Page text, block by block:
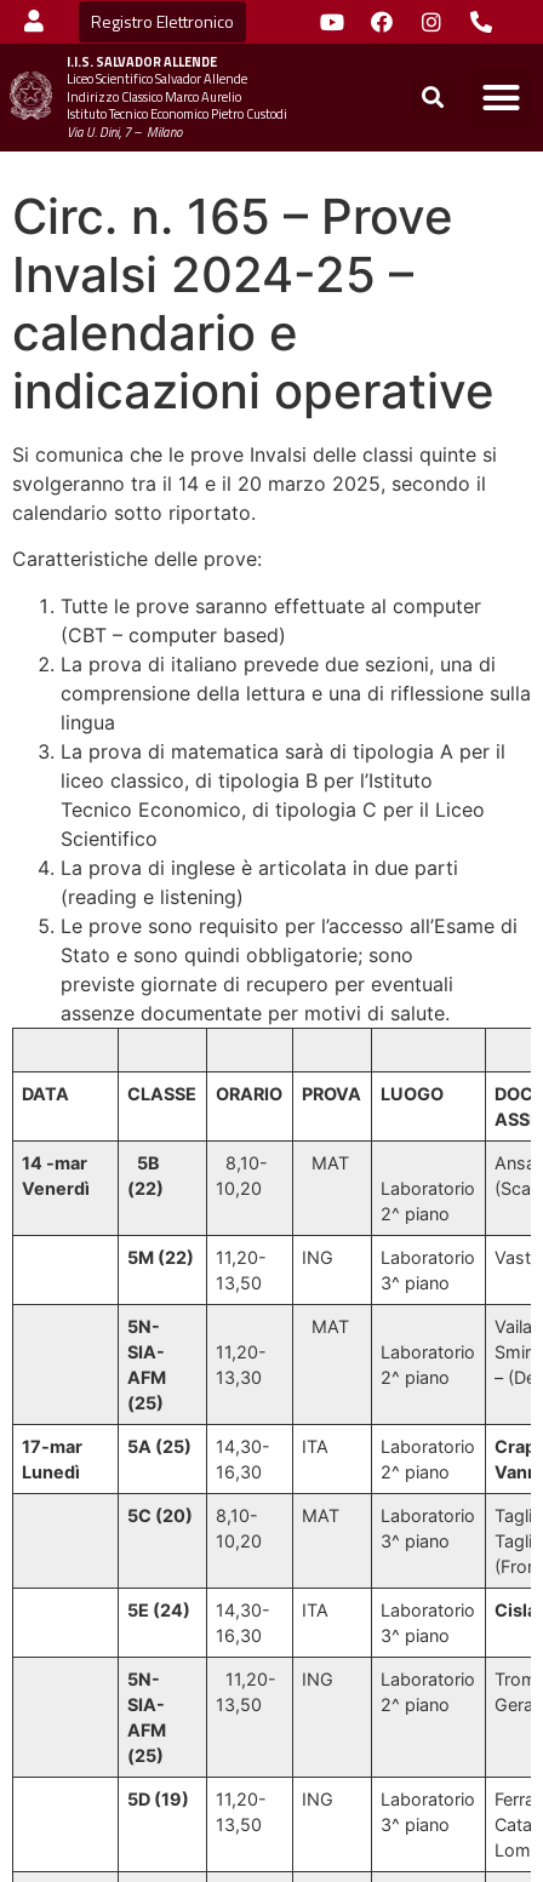
Registro Elettronico
I.I.S.SALVADOR ALLENDE
Liceo Scientifico Salvador Allende
Indirizzo Classico Marco Aurelio
Istituto Tecnico Economico Pietro Custodi
Via U. Dini, 7 – Milano
Circ. n. 165 – Prove
Invalsi 2024-25 –
calendario e
indicazioni operative
Si comunica che le prove Invalsi delle classi quinte si
svolgeranno tra il 14 e il 20 marzo 2025, secondo il
calendario sotto riportato.
Caratteristiche delle prove:
Tutte le prove saranno effettuate al computer
(CBT – computer based)
La prova di italiano prevede due sezioni, una di
comprensione della lettura e una di riflessione sulla
lingua
La prova di matematica sarà di tipologia A per il
liceo classico, di tipologia B per l’Istituto
Tecnico Economico, di tipologia C per il Liceo
Scientifico
La prova di inglese è articolata in due parti
(reading e listening)
Le prove sono requisito per l’accesso all’Esame di
Stato e sono quindi obbligatorie; sono
previste giornate di recupero per eventuali
assenze documentate per motivi di salute.
DATA CLASSE ORARIO PROVA LUOGO
14 -mar
Venerdì
5B
(22)
8,10-
10,20
MAT
Laboratorio
2^ piano
5M (22)
11,20-
13,50
ING
Laboratorio
3^ piano
5N-
SIA-
AFM
(25)
11,20-
13,30
MAT
Laboratorio
2^ piano
– (De
17-mar
Lunedì
5A (25)
14,30-
16,30
ITA
Laboratorio
2^ piano
5C (20)
8,10-
10,20
MAT
Laboratorio
3^ piano
5E (24)
14,30-
16,30
ITA
Laboratorio
3^ piano
5N-
SIA-
AFM
(25)
11,20-
13,50
ING
Laboratorio
2^ piano
5D (19)
11,20-
13,50
ING
Laboratorio
3^ piano